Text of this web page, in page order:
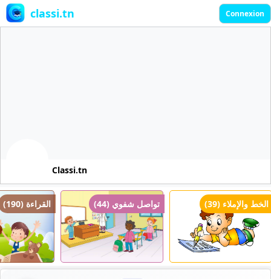
classi.tn Connexion
Classi.tn
القراءة (190) تواصل شفوي (44) الخط والإملاء (39)